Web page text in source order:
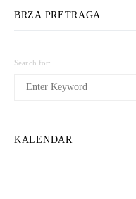
BRZA PRETRAGA
Search for:
KALENDAR